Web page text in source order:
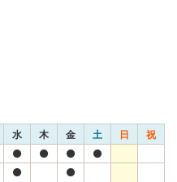
水 木 金 土 日 祝